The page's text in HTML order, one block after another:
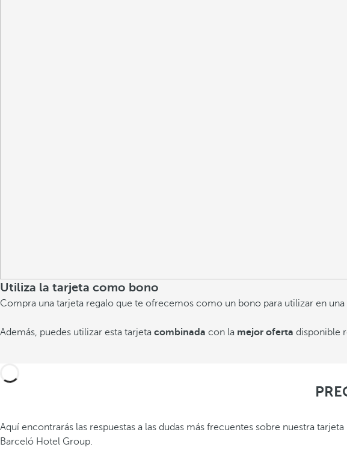
Utiliza la tarjeta como bono
Compra una tarjeta regalo que te ofrecemos como un bono para utilizar en
Además, puedes utilizar esta tarjeta combinada con la mejor oferta disponible
Aquí encontrarás las respuestas a las dudas más frecuentes sobre nuestra
Barceló Hotel Group.